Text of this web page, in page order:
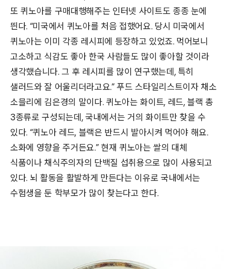
또 퀴노아를 구매대행해주는 인터넷 사이트도 종종 눈에
띈다. “미국에서 퀴노아를 처음 접했어요. 당시 미국에서
퀴노아는 이미 각종 레시피에 등장하고 있었죠. 먹어보니
고소하고 식감도 좋아 한국 사람들도 많이 좋아할 것이라
생각했습니다. 그 후 레시피를 많이 연구했는데, 특히
샐러드와 잘 어울리더라고요.” 푸드 스타일리스트이자 채소
소믈리에 김은경의 말이다. 퀴노아는 화이트, 레드, 블랙 총
3종류로 구성되는데, 국내에서는 거의 화이트만 찾을 수
있다. “퀴노아 레드, 블랙은 반드시 발아시켜 먹어야 해요.
소화에 영향을 주거든요.” 현재 퀴노아는 쌀의 대체
식품이나 채식주의자의 단백질 섭취용으로 많이 사용되고
있다. 뇌 활동을 활발하게 만든다는 이유로 국내에서는
수험생을 둔 학부모가 많이 찾는다고 한다.